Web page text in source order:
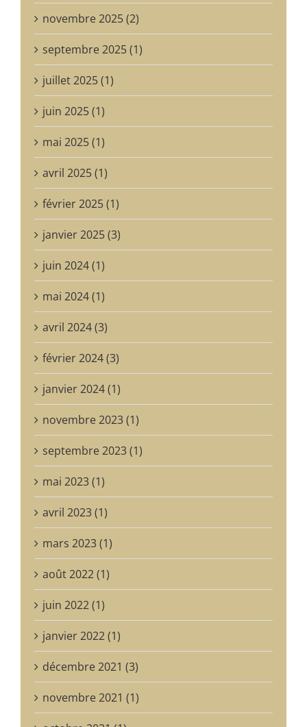
novembre 2025 (2)
septembre 2025 (1)
juillet 2025 (1)
juin 2025 (1)
mai 2025 (1)
avril 2025 (1)
février 2025 (1)
janvier 2025 (3)
juin 2024 (1)
mai 2024 (1)
avril 2024 (3)
février 2024 (3)
janvier 2024 (1)
novembre 2023 (1)
septembre 2023 (1)
mai 2023 (1)
avril 2023 (1)
mars 2023 (1)
août 2022 (1)
juin 2022 (1)
janvier 2022 (1)
décembre 2021 (3)
novembre 2021 (1)